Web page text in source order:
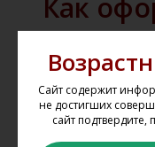
Сайт содержит
не достигших
сайт
Как
Мы не
продажу и